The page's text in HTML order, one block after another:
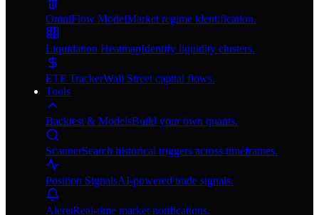
OmniFlow ModelMarket regime identification.
Liquidation HeatmapIdentify liquidity clusters.
ETF TrackerWall Street capital flows.
Tools
Backtest & ModelsBuild your own quants.
ScannerSearch historical triggers across timeframes.
Position SignalsAI-powered trade signals.
AlertsReal-time market notifications.